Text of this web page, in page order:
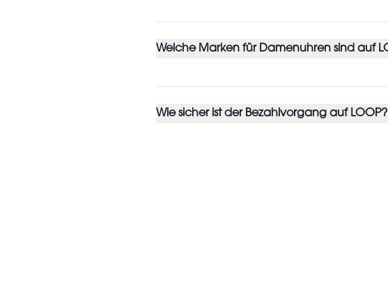
Welche Marken für Damenuhren sind auf
Wie sicher ist der Bezahlvorgang auf LOOP?